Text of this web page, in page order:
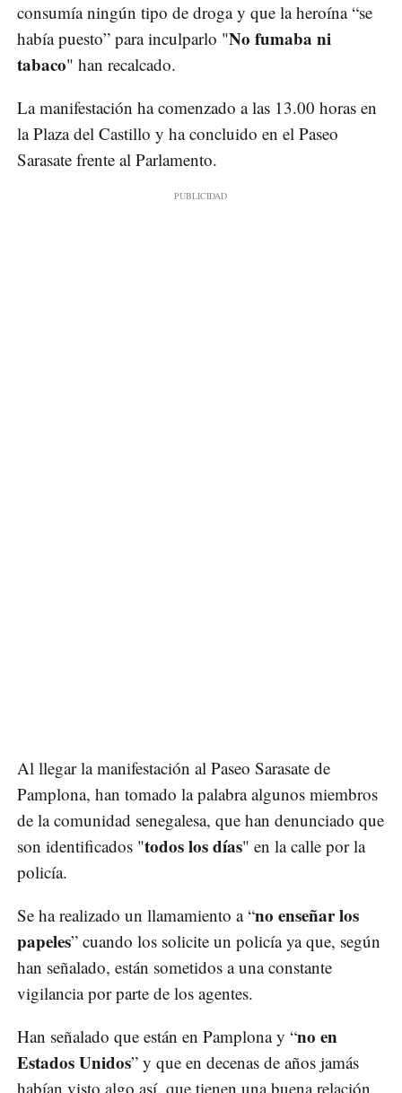
consumía ningún tipo de droga y que la heroína “se
había puesto” para inculparlo "No fumaba ni
tabaco" han recalcado.
La manifestación ha comenzado a las 13.00 horas en
la Plaza del Castillo y ha concluido en el Paseo
Sarasate frente al Parlamento.
Al llegar la manifestación al Paseo Sarasate de
Pamplona, han tomado la palabra algunos miembros
de la comunidad senegalesa, que han denunciado que
son identificados "todos los días" en la calle por la
policía.
Se ha realizado un llamamiento a “no enseñar los
papeles” cuando los solicite un policía ya que, según
han señalado, están sometidos a una constante
vigilancia por parte de los agentes.
Han señalado que están en Pamplona y “no en
Estados Unidos” y que en decenas de años jamás
habían visto algo así, que tienen una buena relación